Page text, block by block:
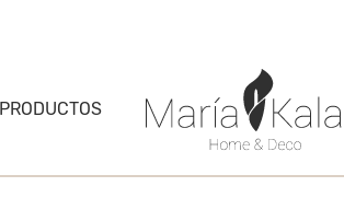
PRODUCTOS